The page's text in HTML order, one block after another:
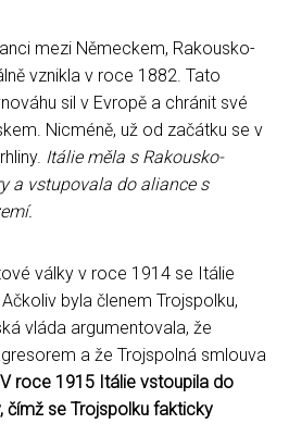
mezi Německem, Rakousko-
vznikla v roce 1882. Tato
sil v Evropě a chránit své
Nicméně, už od začátku se v
Itálie měla s Rakousko-
a vstupovala do aliance s
války v roce 1914 se Itálie
byla členem Trojspolku,
vláda argumentovala, že
a že Trojspolná smlouva
V roce 1915 Itálie vstoupila do
čímž se Trojspolku fakticky